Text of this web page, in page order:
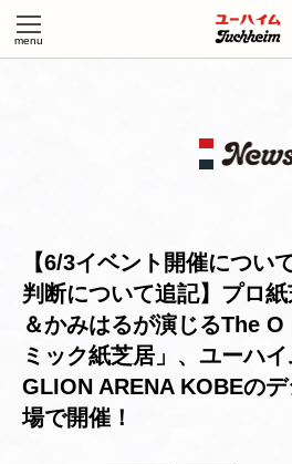
【6/3イベント開催につい
判断について追記】プロ
＆かみはるが演じるThe
ミック紙芝居」、ユーハ
GLION ARENA KOBEの
場で開催！